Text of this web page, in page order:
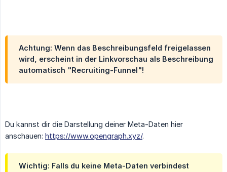
Achtung: Wenn das Beschreibungsfeld freigelassen
wird, erscheint in der Linkvorschau als Beschreibung
automatisch "Recruiting-Funnel"!
Du kannst dir die Darstellung deiner Meta-Daten hier
anschauen: https://www.opengraph.xyz/.
Wichtig: Falls du keine Meta-Daten verbindest